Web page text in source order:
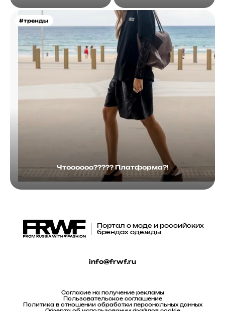
#тренды
Чтоооооо????? Платформа?!
Портал о моде и российских
брендах одежды
info@frwf.ru
Согласие на получение рекламы
Пользовательское соглашение
Политика в отношении обработки персональных данных